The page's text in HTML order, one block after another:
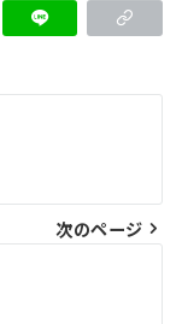
次のページ